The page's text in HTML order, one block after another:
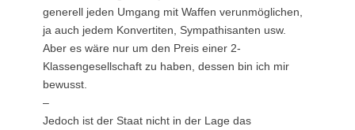
generell jeden Umgang mit Waffen verunmöglichen,
ja auch jedem Konvertiten, Sympathisanten usw.
Aber es wäre nur um den Preis einer 2-
Klassengesellschaft zu haben, dessen bin ich mir
bewusst.
–
Jedoch ist der Staat nicht in der Lage das